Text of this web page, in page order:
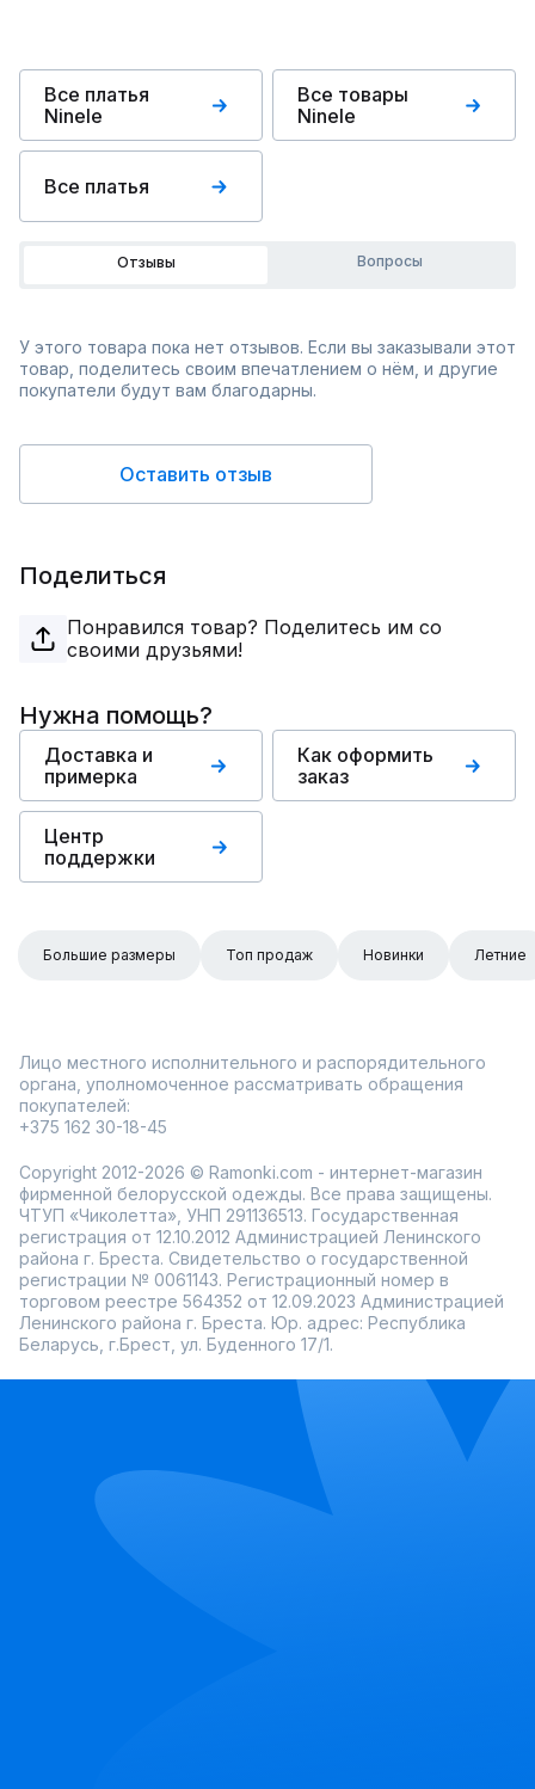
Все платья
Ninele
Все товары
Ninele
Все платья
Отзывы Вопросы
У этого товара пока нет отзывов. Если вы заказывали этот
товар, поделитесь своим впечатлением о нём, и другие
покупатели будут вам благодарны.
Оставить отзыв
Поделиться
Понравился товар? Поделитесь им со
своими друзьями!
Нужна помощь?
Доставка и
примерка
Как оформить
заказ
Центр
поддержки
Большие размеры Топ продаж Новинки Летние
Лицо местного исполнительного и распорядительного
органа, уполномоченное рассматривать обращения
покупателей:
+375 162 30-18-45
Copyright 2012-2026 © Ramonki.com - интернет-магазин
фирменной белорусской одежды. Все права защищены.
ЧТУП «Чиколетта», УНП 291136513. Государственная
регистрация от 12.10.2012 Администрацией Ленинского
района г. Бреста. Свидетельство о государственной
регистрации № 0061143. Регистрационный номер в
торговом реестре 564352 от 12.09.2023 Администрацией
Ленинского района г. Бреста. Юр. адрес: Республика
Беларусь, г.Брест, ул. Буденного 17/1.